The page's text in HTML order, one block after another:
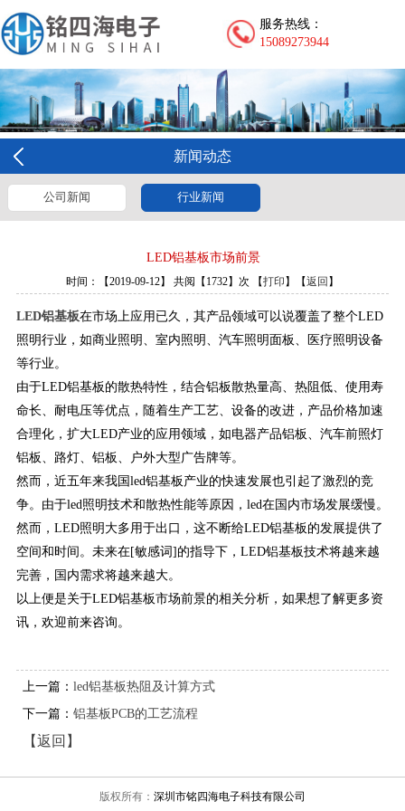
服务热线：
15089273944
新闻动态
公司新闻 行业新闻
LED铝基板市场前景
时间：【2019-09-12】 共阅【1732】次 【打印】【返回】
LED铝基板在市场上应用已久，其产品领域可以说覆盖了整个LED
照明行业，如商业照明、室内照明、汽车照明面板、医疗照明设备
等行业。
由于LED铝基板的散热特性，结合铝板散热量高、热阻低、使用寿
命长、耐电压等优点，随着生产工艺、设备的改进，产品价格加速
合理化，扩大LED产业的应用领域，如电器产品铝板、汽车前照灯
铝板、路灯、铝板、户外大型广告牌等。
然而，近五年来我国led铝基板产业的快速发展也引起了激烈的竞
争。由于led照明技术和散热性能等原因，led在国内市场发展缓慢。
然而，LED照明大多用于出口，这不断给LED铝基板的发展提供了
空间和时间。未来在[敏感词]的指导下，LED铝基板技术将越来越
完善，国内需求将越来越大。
以上便是关于LED铝基板市场前景的相关分析，如果想了解更多资
讯，欢迎前来咨询。
上一篇： led铝基板热阻及计算方式
下一篇： 铝基板PCB的工艺流程
【返回】
版权所有： 深圳市铭四海电子科技有限公司